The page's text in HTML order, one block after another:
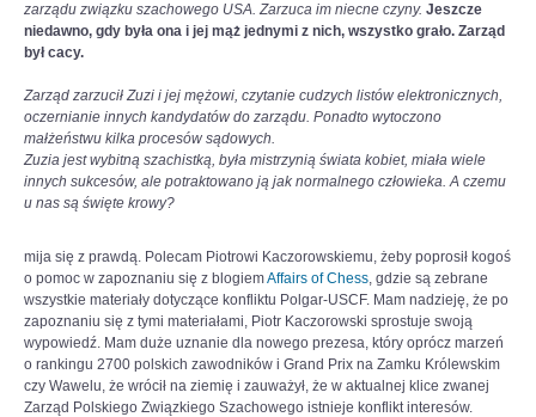
ZDJĘCIA
Z KALENDARZA
zarządu związku szachowego USA. Zarzuca im niecne czyny. Jeszcze
niedawno, gdy była ona i jej mąż jednymi z nich, wszystko grało. Zarząd
był cacy.
Zarząd zarzucił Zuzi i jej mężowi, czytanie cudzych listów elektronicznych,
oczernianie innych kandydatów do zarządu. Ponadto wytoczono
małżeństwu kilka procesów sądowych.
Zuzia jest wybitną szachistką, była mistrzynią świata kobiet, miała wiele
innych sukcesów, ale potraktowano ją jak normalnego człowieka. A czemu
u nas są święte krowy?
mija się z prawdą. Polecam Piotrowi Kaczorowskiemu, żeby poprosił kogoś
o pomoc w zapoznaniu się z blogiemAffairs of Chess, gdzie są zebrane
wszystkie materiały dotyczące konfliktu Polgar-USCF. Mam nadzieję, że po
zapoznaniu się z tymi materiałami, Piotr Kaczorowski sprostuje swoją
wypowiedź. Mam duże uznanie dla nowego prezesa, który oprócz marzeń
o rankingu 2700 polskich zawodników i Grand Prix na Zamku Królewskim
czy Wawelu, że wrócił na ziemię i zauważył, że w aktualnej klice zwanej
Zarząd Polskiego Związkiego Szachowego istnieje konflikt interesów.